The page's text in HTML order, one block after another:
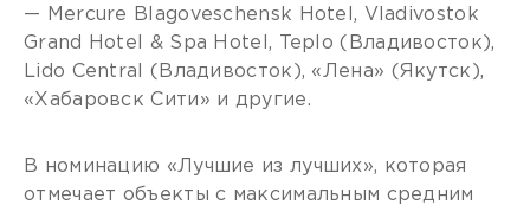
— Mercure Blagoveschensk Hotel, Vladivostok
Grand Hotel & Spa Hotel, Teplo (Владивосток),
Lido Central (Владивосток), «Лена» (Якутск),
«Хабаровск Сити» и другие.
В номинацию «Лучшие из лучших», которая
отмечает объекты с максимальным средним